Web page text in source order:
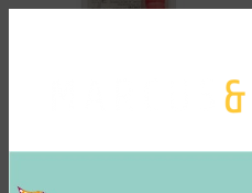
Bộ thìa nĩa tập ăn cho bé Palm Grasp